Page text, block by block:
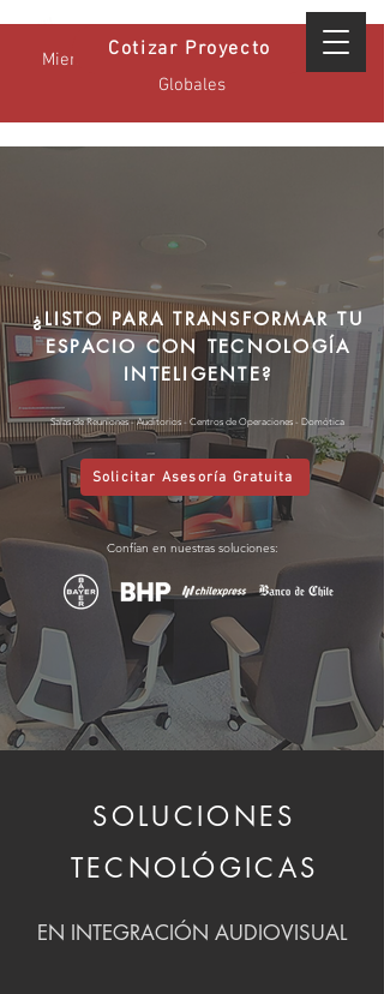
Miembro Certificado GPA - Estándares
Globales
Cotizar Proyecto
¿LISTO PARA TRANSFORMAR TU
ESPACIO CON TECNOLOGÍA
INTELIGENTE?
Salas de Reuniones - Auditorios - Centros de Operaciones - Domótica
Solicitar Asesoría Gratuita
Confían en nuestras soluciones:
SOLUCIONES
TECNOLÓGICAS
EN INTEGRACIÓN AUDIOVISUAL